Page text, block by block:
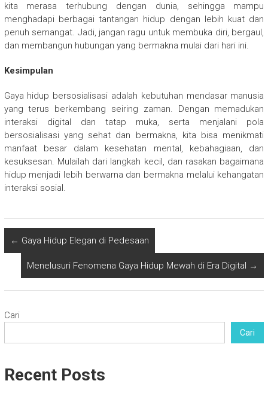
kita merasa terhubung dengan dunia, sehingga mampu
menghadapi berbagai tantangan hidup dengan lebih kuat dan
penuh semangat. Jadi, jangan ragu untuk membuka diri, bergaul,
dan membangun hubungan yang bermakna mulai dari hari ini.
Kesimpulan
Gaya hidup bersosialisasi adalah kebutuhan mendasar manusia
yang terus berkembang seiring zaman. Dengan memadukan
interaksi digital dan tatap muka, serta menjalani pola
bersosialisasi yang sehat dan bermakna, kita bisa menikmati
manfaat besar dalam kesehatan mental, kebahagiaan, dan
kesuksesan. Mulailah dari langkah kecil, dan rasakan bagaimana
hidup menjadi lebih berwarna dan bermakna melalui kehangatan
interaksi sosial.
← Gaya Hidup Elegan di Pedesaan
Menelusuri Fenomena Gaya Hidup Mewah di Era Digital →
Cari
Cari
Recent Posts